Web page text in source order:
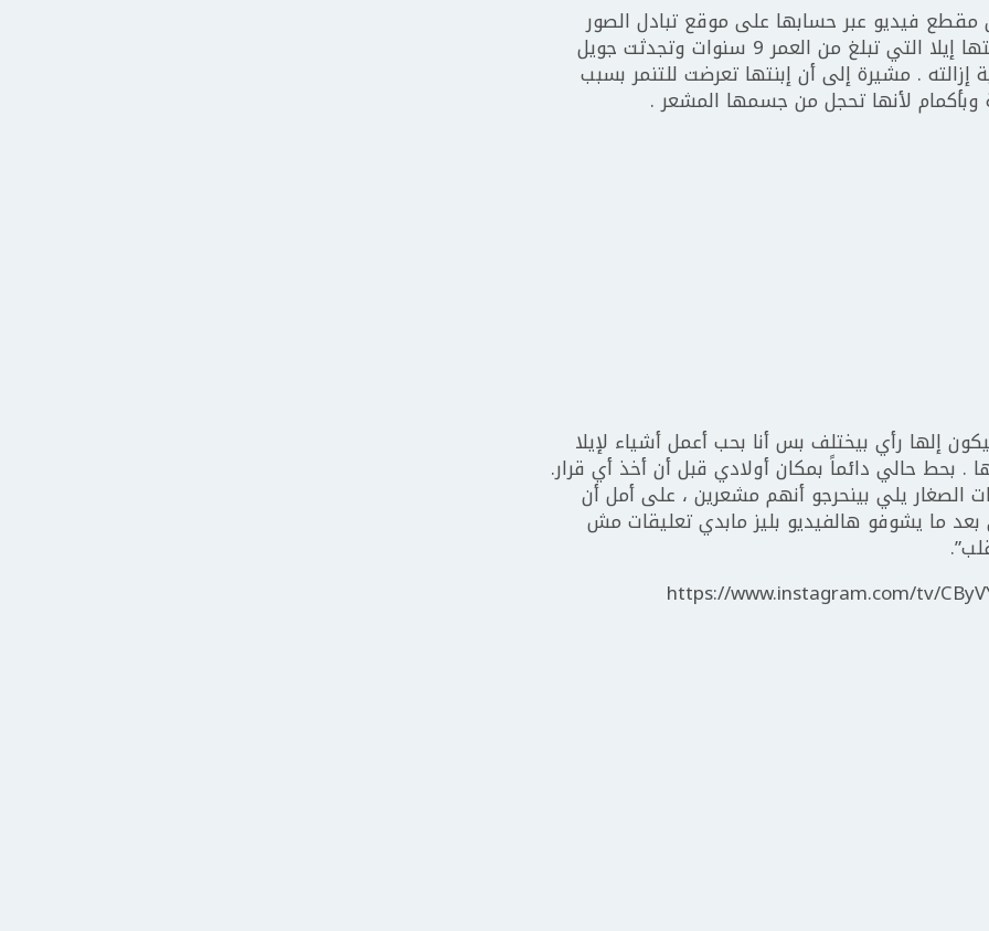
مقطع فيديو عبر حسابها على موقع تبادل الصور
والفيديوهات أنستغرام ظهرت فيه رفقة إبنتها إيلا التي تبلغ من العمر 9 سنوات وتجدثت جويل
. مشيرة إلى أن إبنتها تعرضت للتنمر بسبب
لأنها تحجل من جسمها المشعر .
إلها رأي بيختلف بس أنا بحب أعمل أشياء لإيلا
بحط حالي دائماً بمكان أولادي قبل أن أخذ أي قرار.
الصغار يلي بينحرجو أنهم مشعرين ، على أمل أن
ما يشوفو هالفيديو بليز مابدي تعليقات مش
https://www.instagram.com/tv/